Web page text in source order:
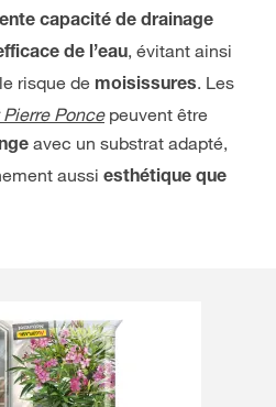
capacité de drainage
de l’eau, évitant ainsi
risque de moisissures. Les
Poncepeuvent être
avec un substrat adapté,
aussi esthétique que